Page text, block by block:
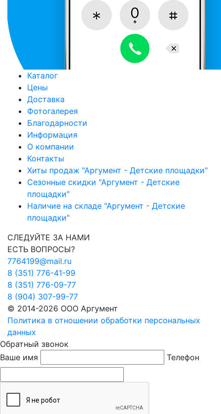
Каталог
Цены
Доставка
Фотогалерея
Благодарности
Информация
О компании
Контакты
Хиты продаж "Аргумент - Детские площадки"
Сезонные скидки "Аргумент - Детские
площадки"
Наличие на складе "Аргумент - Детские
площадки"
СЛЕДУЙТЕ ЗА НАМИ
ЕСТЬ ВОПРОСЫ?
7764199@mail.ru
8 (351) 776-41-99
8 (351) 776-09-77
8 (904) 307-99-77
© 2014-2026 ООО Аргумент
Политика в отношении обработки персональных
данных
Обратный звонок
Ваше имя
Телефон